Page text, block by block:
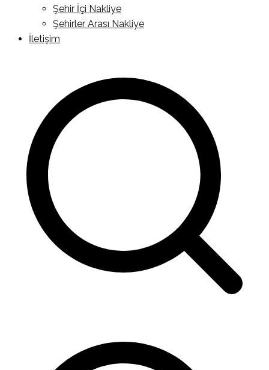
Şehir İçi Nakliye
Şehirler Arası Nakliye
İletişim